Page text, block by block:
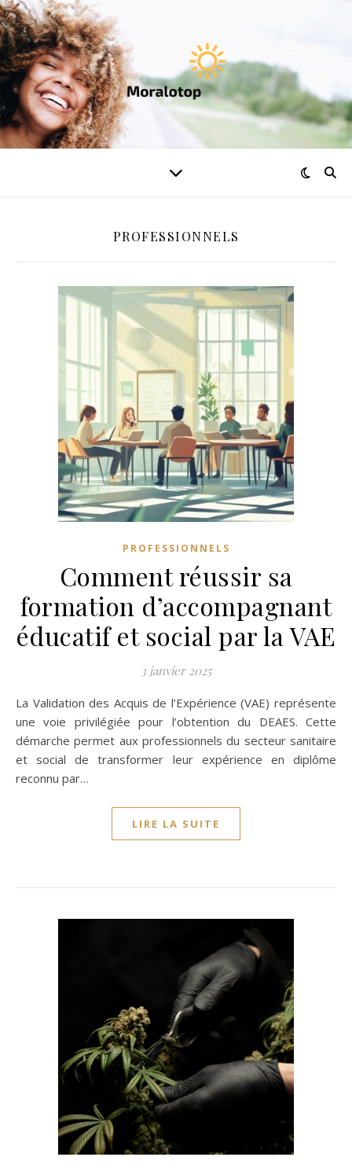
PROFESSIONNELS
PROFESSIONNELS
Comment réussir sa
formation d’accompagnant
éducatif et social par la VAE
3 janvier 2025
La Validation des Acquis de l’Expérience (VAE) représente
une voie privilégiée pour l’obtention du DEAES. Cette
démarche permet aux professionnels du secteur sanitaire
et social de transformer leur expérience en diplôme
reconnu par…
LIRE LA SUITE